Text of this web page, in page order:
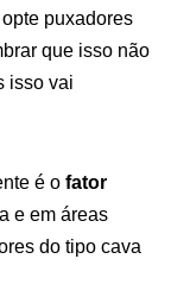
puxadores
que isso não
isso vai
é o fator
e em áreas
do tipo cava